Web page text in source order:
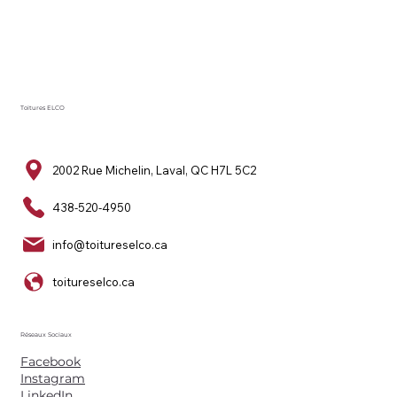
Toitures ELCO
2002 Rue Michelin, Laval, QC H7L 5C2
438-520-4950
info@toitureselco.ca
toitureselco.ca
Réseaux Sociaux
Facebook
Instagram